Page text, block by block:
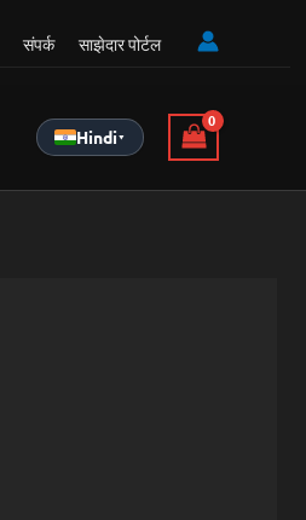
संपर्क साझेदार पोर्टल
Hindi▾